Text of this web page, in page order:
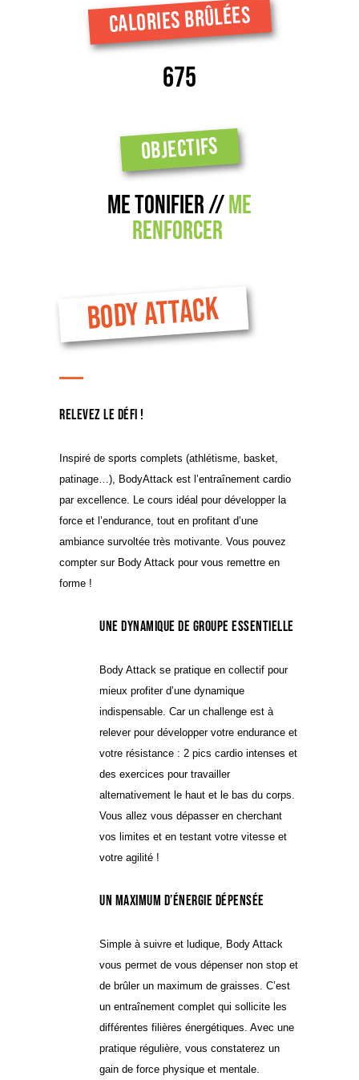
CALORIES BRÛLÉES
675
OBJECTIFS
ME TONIFIER //ME
renforcer
BODY ATTACK
Relevez le défi !
Inspiré de sports complets (athlétisme, basket,
patinage…), BodyAttack est l’entraînement cardio
par excellence. Le cours idéal pour développer la
force et l’endurance, tout en profitant d’une
ambiance survoltée très motivante. Vous pouvez
compter sur Body Attack pour vous remettre en
forme !
Une dynamique de groupe essentielle
Body Attack se pratique en collectif pour
mieux profiter d’une dynamique
indispensable. Car un challenge est à
relever pour développer votre endurance et
votre résistance : 2 pics cardio intenses et
des exercices pour travailler
alternativement le haut et le bas du corps.
Vous allez vous dépasser en cherchant
vos limites et en testant votre vitesse et
votre agilité !
Un maximum d’énergie dépensée
Simple à suivre et ludique, Body Attack
vous permet de vous dépenser non stop et
de brûler un maximum de graisses. C’est
un entraînement complet qui sollicite les
différentes filières énergétiques. Avec une
pratique régulière, vous constaterez un
gain de force physique et mentale.